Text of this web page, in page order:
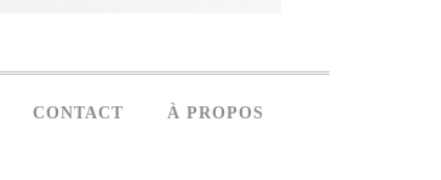
CONTACT À PROPOS